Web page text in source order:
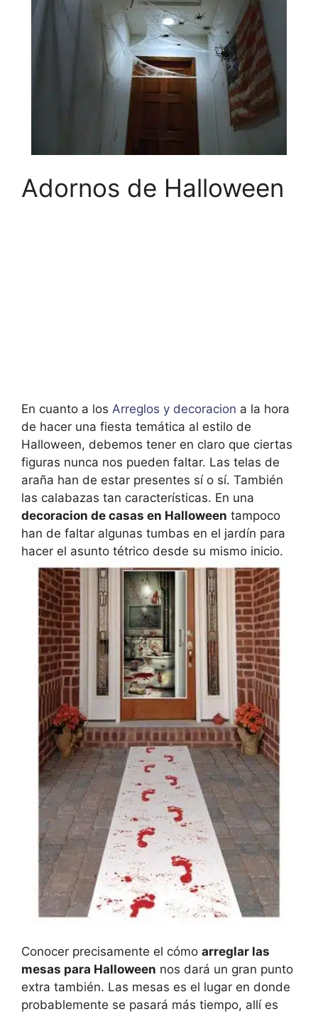
Adornos de Halloween
En cuanto a los Arreglos y decoracion a la hora
de hacer una fiesta temática al estilo de
Halloween, debemos tener en claro que ciertas
figuras nunca nos pueden faltar. Las telas de
araña han de estar presentes sí o sí. También
las calabazas tan características. En una
decoracion de casas en Halloween tampoco
han de faltar algunas tumbas en el jardín para
hacer el asunto tétrico desde su mismo inicio.
Conocer precisamente el cómo arreglar las
mesas para Halloween nos dará un gran punto
extra también. Las mesas es el lugar en donde
probablemente se pasará más tiempo, allí es